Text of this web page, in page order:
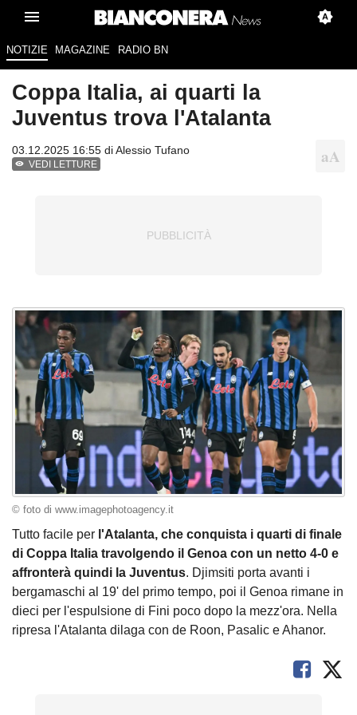
NOTIZIE MAGAZINE RADIO BN
Coppa Italia, ai quarti la
Juventus trova l'Atalanta
03.12.2025 16:55 diAlessio Tufano
VEDI LETTURE
© foto di www.imagephotoagency.it
Tutto facile per l'Atalanta, che conquista i quarti di finale
di Coppa Italia travolgendo il Genoa con un netto 4-0 e
affronterà quindi la Juventus. Djimsiti porta avanti i
bergamaschi al 19' del primo tempo, poi il Genoa rimane in
dieci per l'espulsione di Fini poco dopo la mezz'ora. Nella
ripresa l'Atalanta dilaga con de Roon, Pasalic e Ahanor.